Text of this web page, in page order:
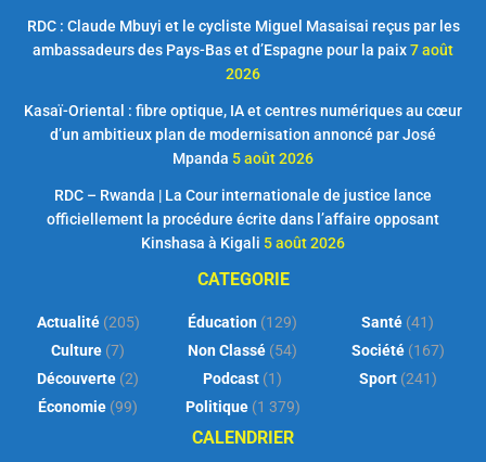
RDC : Claude Mbuyi et le cycliste Miguel Masaisai reçus par les
ambassadeurs des Pays-Bas et d’Espagne pour la paix7 août
2026
Kasaï-Oriental : fibre optique, IA et centres numériques au cœur
d’un ambitieux plan de modernisation annoncé par José
Mpanda 5 août 2026
RDC – Rwanda | La Cour internationale de justice lance
officiellement la procédure écrite dans l’affaire opposant
Kinshasa à Kigali 5 août 2026
CATEGORIE
Actualité(205)
Culture (7)
Découverte (2)
Économie (99)
Éducation (129)
Non Classé (54)
Podcast (1)
Politique(1 379)
Santé (41)
Société(167)
Sport(241)
CALENDRIER